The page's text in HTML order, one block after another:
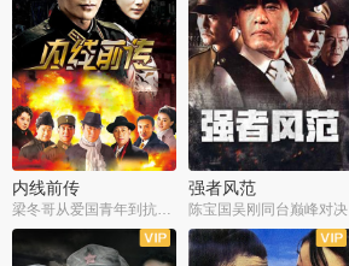
内线前传 强者风范
陈宝国吴刚同台巅峰对决
全38集
全9集